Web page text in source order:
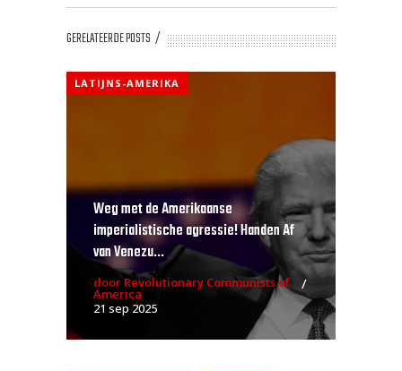
GERELATEERDE POSTS
LATIJNS-AMERIKA
Weg met de Amerikaanse
imperialistische agressie! Handen Af
van Venezu...
door Revolutionary Communists of
America
21 sep 2025